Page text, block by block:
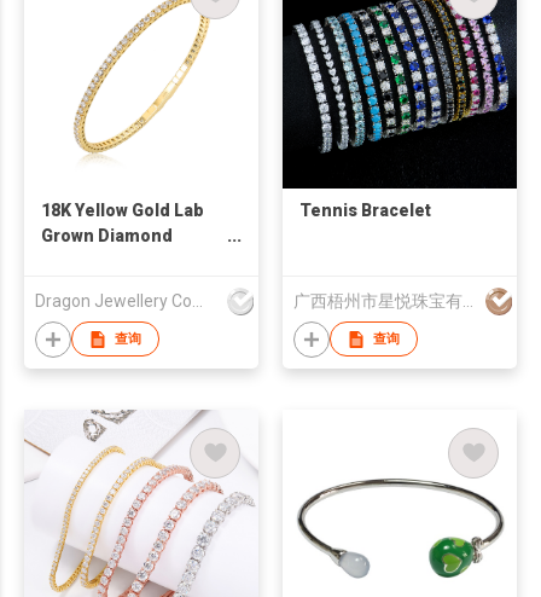
18K Yellow Gold Lab
Grown Diamond
查询
Tennis Bracelet
查询